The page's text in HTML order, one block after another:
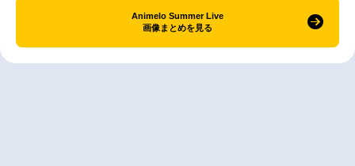
Animelo Summer Live
画像まとめを見る